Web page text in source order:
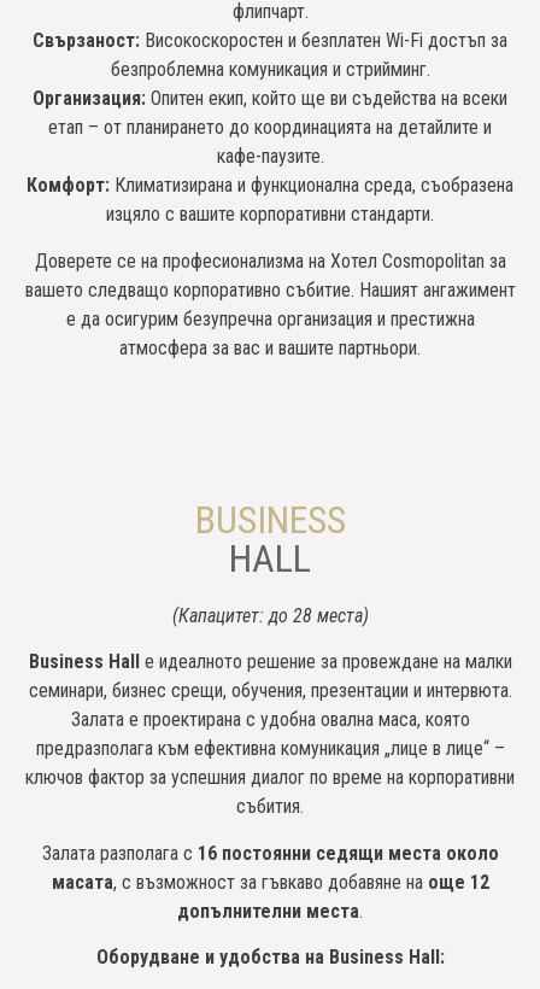
флипчарт.
Свързаност: Високоскоростен и безплатен Wi-Fi достъп за
безпроблемна комуникация и стрийминг.
Организация: Опитен екип, който ще ви съдейства на всеки
етап – от планирането до координацията на детайлите и
кафе-паузите.
Комфорт: Климатизирана и функционална среда, съобразена
изцяло с вашите корпоративни стандарти.
Доверете се на професионализма на Хотел Cosmopolitan за
вашето следващо корпоративно събитие. Нашият ангажимент
е да осигурим безупречна организация и престижна
атмосфера за вас и вашите партньори.
BUSINESS
HALL
(Капацитет: до 28 места)
Business Hall
е идеалното решение за провеждане на малки
семинари, бизнес срещи, обучения, презентации и интервюта.
Залата е проектирана с удобна овална маса, която
предразполага към ефективна комуникация „лице в лице“ –
ключов фактор за успешния диалог по време на корпоративни
събития.
Залата разполага с 16 постоянни седящи места около
масата, с възможност за гъвкаво добавяне на още 12
допълнителни места.
Оборудване и удобства на Business Hall: